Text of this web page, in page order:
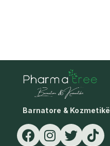
Barnatore & Kozmetikë